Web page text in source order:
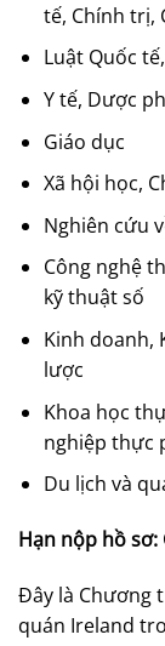
tế, Chính trị,
Luật Quốc
Y tế, Dược
Giáo dục
Xã hội học,
Nghiên cứu
Công nghệ
kỹ thuật số
Kinh doanh,
lược
Khoa học
nghiệp thực
Du lịch và
Hạn nộp hồ sơ:
Đây là Chương
quán Ireland